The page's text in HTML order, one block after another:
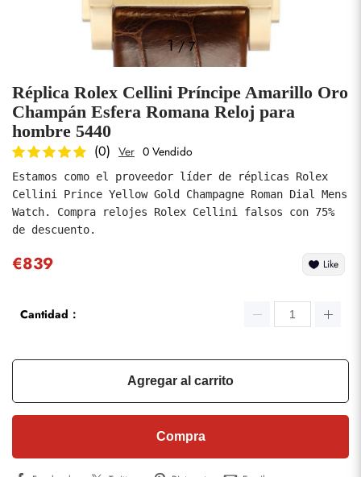
1/7
Réplica Rolex Cellini Príncipe Amarillo Oro
Champán Esfera Romana Reloj para
hombre 5440
(0) Ver 0 Vendido
Estamos como el proveedor líder de réplicas Rolex
Cellini Prince Yellow Gold Champagne Roman Dial Mens
Watch. Compra relojes Rolex Cellini falsos con 75%
de descuento.
€839 Like
Cantidad：
Agregar al carrito
Compra
enviar